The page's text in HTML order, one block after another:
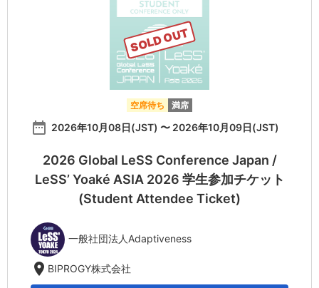
SOLD OUT
空席待ち 満席
date_range 2026年10月08日(JST) 〜 2026年10月09日(JST)
2026 Global LeSS Conference Japan /
LeSS’ Yoaké ASIA 2026 学生参加チケット
(Student Attendee Ticket)
一般社団法人Adaptiveness
location_on BIPROGY株式会社